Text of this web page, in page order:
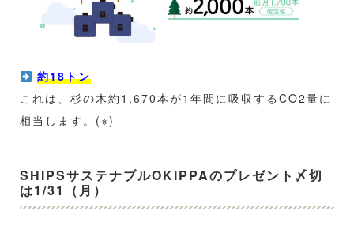
約18トン
これは、杉の木約1,670本が1年間に吸収するCO2量に
相当します。(※)
SHIPSサステナブルOKIPPAのプレゼント〆切
は1/31（月）